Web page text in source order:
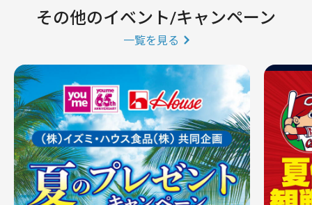
その他のイベント/キャンペーン
一覧を見る